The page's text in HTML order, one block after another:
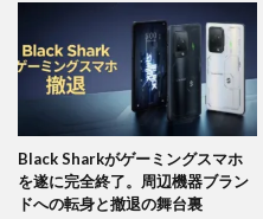
Black Sharkがゲーミングスマホ
を遂に完全終了。周辺機器ブラン
ドへの転身と撤退の舞台裏